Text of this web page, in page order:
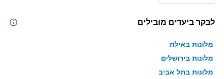
לבקר ביעדים מובילים
מלונות באילת
מלונות בירושלים
מלונות בתל אביב